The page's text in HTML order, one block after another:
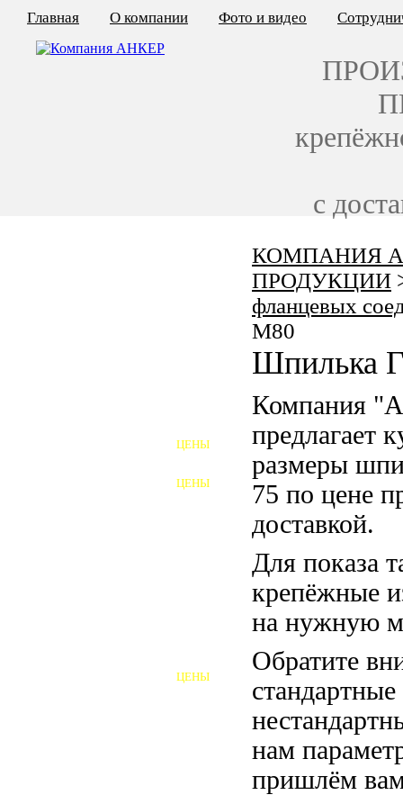
КОМПАНИЯ
ПРОДУКЦИИ
фланцевых
M80
Шпилька
Компания
предлагает
размеры
75 по цене
доставкой.
Для показа
крепёжные
на нужную
Обратите
нам
пришлём
ЦЕНЫ
ЦЕНЫ
ШАЙБЫ ФУНДАМЕНТНЫЕ
ЦЕНЫ
Главная О компании Фото и видео
с